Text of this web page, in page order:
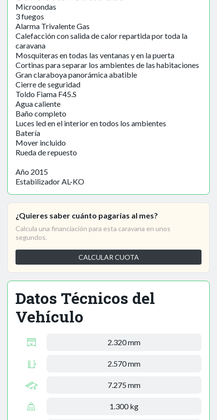
Microondas
3 fuegos
Alarma Trivalente Gas
Calefacción con salida de calor repartida por toda la
caravana
Mosquiteras en todas las ventanas y en la puerta
Cortinas para separar los ambientes de las habitaciones
Gran claraboya panorámica abatible
Cierre de seguridad
Toldo Fiama F45.S
Agua caliente
Baño completo
Luces led en el interior en todos los ambientes
Batería
Mover incluido
Rueda de repuesto
Año 2015
Estabilizador AL-KO
¿Quieres saber cuánto pagarías al mes?
Calcula una financiación para esta caravana en unos
segundos.
CALCULAR CUOTA
Datos Técnicos del
Vehículo
2.320 mm
2.570 mm
7.275 mm
1.300 kg